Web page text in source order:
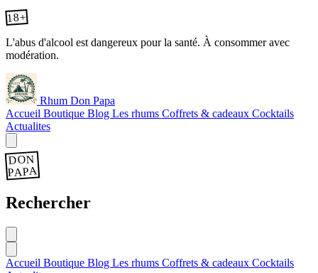
18+
L'abus d'alcool est dangereux pour la santé. À consommer avec
modération.
Rhum Don Papa
Accueil Boutique Blog Les rhums Coffrets & cadeaux Cocktails
Actualites
DON
PAPA
Rechercher
Accueil Boutique Blog Les rhums Coffrets & cadeaux Cocktails